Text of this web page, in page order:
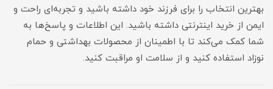
بهترین انتخاب را برای فرزند خود داشته باشید و تجربه‌ای راحت و
ایمن از خرید اینترنتی داشته باشید. این اطلاعات و پاسخ‌ها به
شما کمک می‌کند تا با اطمینان از محصولات بهداشتی و حمام
نوزاد استفاده کنید و از سلامت او مراقبت کنید.